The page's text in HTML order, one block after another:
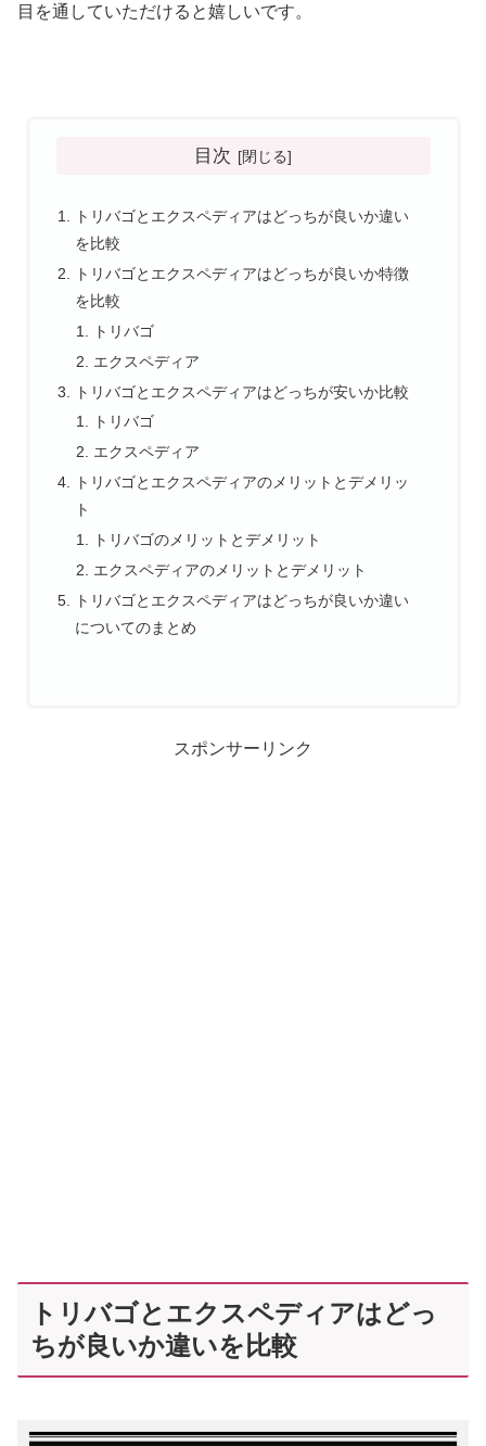
目を通していただけると嬉しいです。
目次
トリバゴとエクスペディアはどっちが良いか違い
を比較
トリバゴとエクスペディアはどっちが良いか特徴
を比較
トリバゴ
エクスペディア
トリバゴとエクスペディアはどっちが安いか比較
トリバゴ
エクスペディア
トリバゴとエクスペディアのメリットとデメリッ
ト
トリバゴのメリットとデメリット
エクスペディアのメリットとデメリット
トリバゴとエクスペディアはどっちが良いか違い
についてのまとめ
スポンサーリンク
トリバゴとエクスペディアはどっ
ちが良いか違いを比較